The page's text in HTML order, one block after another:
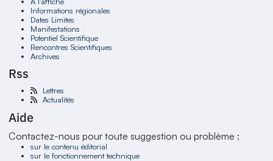
Informations régionales
Dates Limites
Manifestations
Potentiel Scientifique
Rencontres Scientifiques
Archives
Rss
Lettres
Actualités
Aide
Contactez-nous pour toute suggestion ou problème :
sur le contenu éditorial
sur le fonctionnement technique